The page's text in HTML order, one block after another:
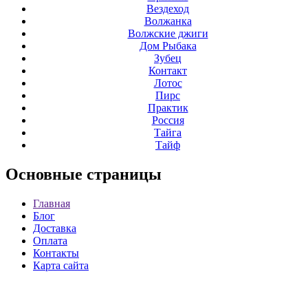
Вездеход
Волжанка
Волжские джиги
Дом Рыбака
Зубец
Контакт
Лотос
Пирс
Практик
Россия
Тайга
Тайф
Основные страницы
Главная
Блог
Доставка
Оплата
Контакты
Карта сайта